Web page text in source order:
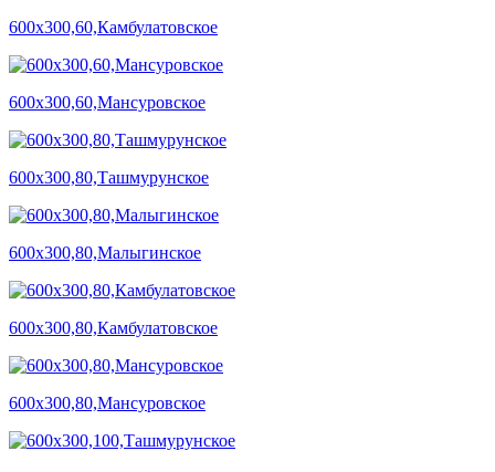
600х300,60,Камбулатовское
600х300,60,Мансуровское
600х300,80,Ташмурунское
600х300,80,Малыгинское
600х300,80,Камбулатовское
600х300,80,Мансуровское